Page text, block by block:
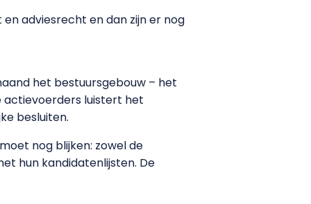
adviesrecht en dan zijn er nog
het bestuursgebouw – het
actievoerders luistert het
besluiten.
nog blijken: zowel de
hun kandidatenlijsten. De